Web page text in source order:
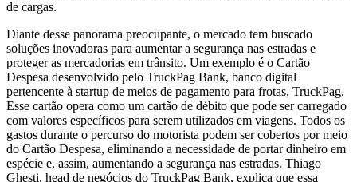
de cargas.
Diante desse panorama preocupante, o mercado tem buscado
soluções inovadoras para aumentar a segurança nas estradas e
proteger as mercadorias em trânsito. Um exemplo é o Cartão
Despesa desenvolvido pelo TruckPag Bank, banco digital
pertencente à startup de meios de pagamento para frotas, TruckPag.
Esse cartão opera como um cartão de débito que pode ser carregado
com valores específicos para serem utilizados em viagens. Todos os
gastos durante o percurso do motorista podem ser cobertos por meio
do Cartão Despesa, eliminando a necessidade de portar dinheiro em
espécie e, assim, aumentando a segurança nas estradas. Thiago
Ghesti, head de negócios do TruckPag Bank, explica que essa